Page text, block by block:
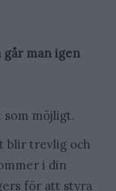
går man igen
som möjligt.
blir trevlig och
i din
för att styra